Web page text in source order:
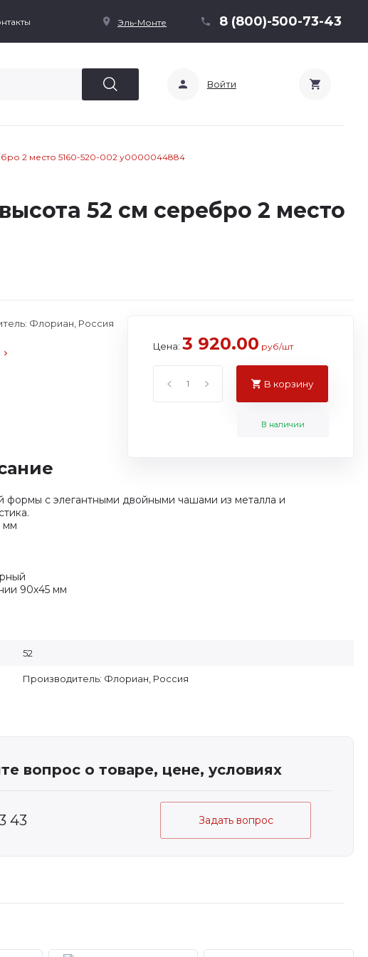
Эль-Монте 8 (800)-500-73-43
Войти
2 место 5160-520-002 у0000044884
52 см серебро 2 место
Флориан, Россия
Цена: 3 920.00 руб/шт
В корзину
В наличии
формы с элегантными двойными чашами из металла и
мм
90х45 мм
52
Производитель: Флориан, Россия
вопрос о товаре, цене, условиях
43 Задать вопрос